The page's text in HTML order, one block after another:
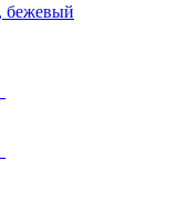
бежевый